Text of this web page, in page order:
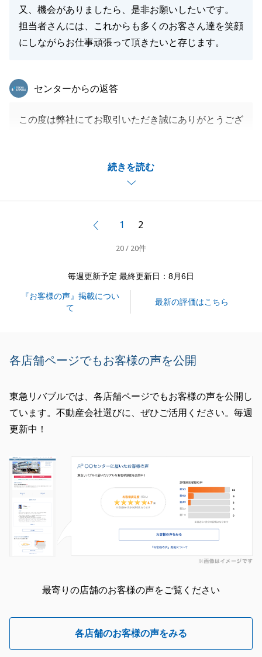
又、機会がありましたら、是非お願いしたいです。
担当者さんには、これからも多くのお客さん達を笑顔
にしながらお仕事頑張って頂きたいと存じます。
続きを読む
東急リバブル
センターからの返答
この度は弊社にてお取引いただき誠にありがとうござ
て乗り越えられた、というお褒めをいただき誠にあり
高額なお買物故に、お引越しにむけてどのようにすす
この度は弊社でのお取引誠にありがとうございまし
閉じる
前へ1 2
20 / 20件
毎週更新予定 最終更新日：8月6日
『お客様の声』掲載につい
て
最新の評価はこちら
各店舗ページでもお客様の声を公開
東急リバブルでは、各店舗ページでもお客様の声を公開し
ています。不動産会社選びに、ぜひご活用ください。毎週
更新中！
最寄りの店舗のお客様の声をご覧ください
各店舗のお客様の声をみる